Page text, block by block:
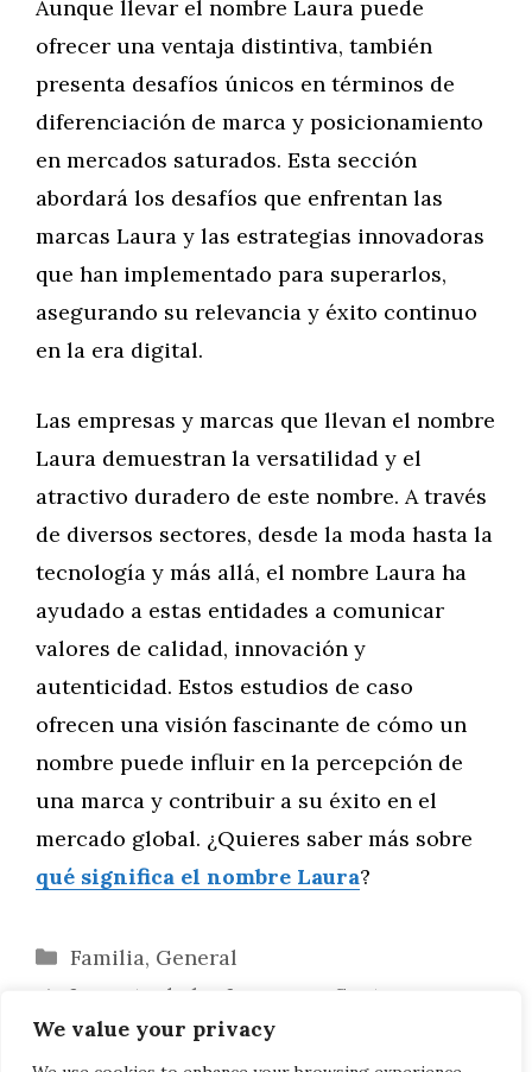
We value your privacy
Aunque llevar el nombre Laura puede
ofrecer una ventaja distintiva, también
presenta desafíos únicos en términos de
diferenciación de marca y posicionamiento
en mercados saturados. Esta sección
abordará los desafíos que enfrentan las
marcas Laura y las estrategias innovadoras
que han implementado para superarlos,
asegurando su relevancia y éxito continuo
en la era digital.
Las empresas y marcas que llevan el nombre
Laura demuestran la versatilidad y el
atractivo duradero de este nombre. A través
de diversos sectores, desde la moda hasta la
tecnología y más allá, el nombre Laura ha
ayudado a estas entidades a comunicar
valores de calidad, innovación y
autenticidad. Estos estudios de caso
ofrecen una visión fascinante de cómo un
nombre puede influir en la percepción de
una marca y contribuir a su éxito en el
mercado global. ¿Quieres saber más sobre
qué significa el nombre Laura?
Categorías
Familia, General
Impacto de las Lauras en Sectores
Económicos: Un Análisis Detallado